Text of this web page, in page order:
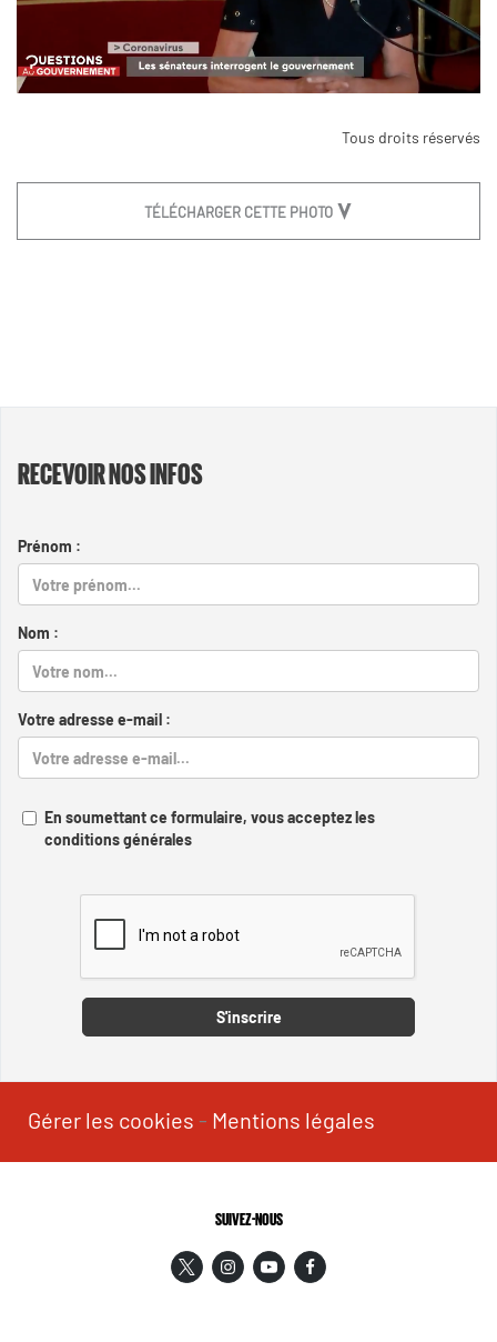
Tous droits réservés
TÉLÉCHARGER CETTE PHOTO
RECEVOIR NOS INFOS
Prénom :
Nom :
Votre adresse e-mail :
En soumettant ce formulaire, vous acceptez les
conditions générales
S'inscrire
Gérer les cookies - Mentions légales
SUIVEZ-NOUS